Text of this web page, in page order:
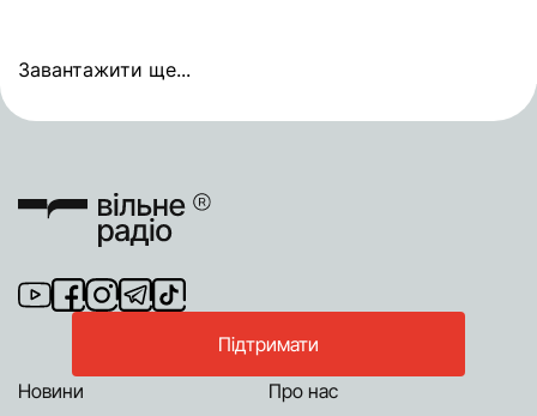
Завантажити ще...
Підтримати
Новини
Про нас